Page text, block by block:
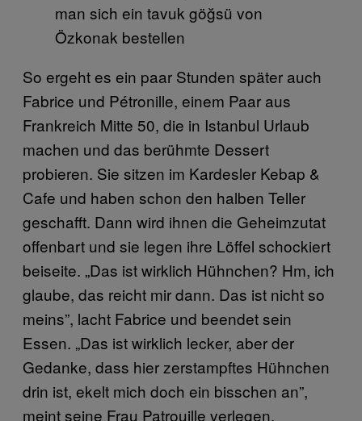
man sich ein tavuk göğsü von
Özkonak bestellen
So ergeht es ein paar Stunden später auch
Fabrice und Pétronille, einem Paar aus
Frankreich Mitte 50, die in Istanbul Urlaub
machen und das berühmte Dessert
probieren. Sie sitzen im Kardesler Kebap &
Cafe und haben schon den halben Teller
geschafft. Dann wird ihnen die Geheimzutat
offenbart und sie legen ihre Löffel schockiert
beiseite. „Das ist wirklich Hühnchen? Hm, ich
glaube, das reicht mir dann. Das ist nicht so
meins”, lacht Fabrice und beendet sein
Essen. „Das ist wirklich lecker, aber der
Gedanke, dass hier zerstampftes Hühnchen
drin ist, ekelt mich doch ein bisschen an”,
meint seine Frau Patrouille verlegen.